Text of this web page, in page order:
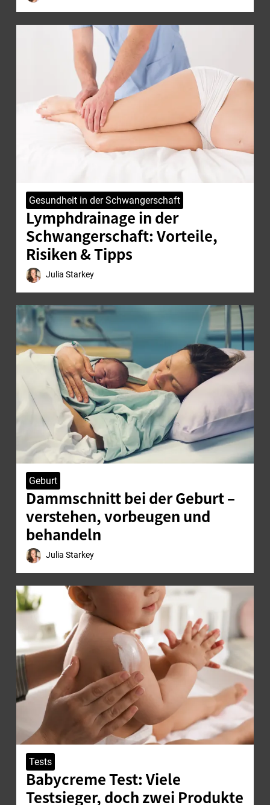
Gesundheit in der Schwangerschaft
Lymphdrainage in der
Schwangerschaft: Vorteile,
Risiken & Tipps
Julia Starkey
Geburt
Dammschnitt bei der Geburt –
verstehen, vorbeugen und
behandeln
Julia Starkey
Tests
Babycreme Test: Viele
Testsieger, doch zwei Produkte